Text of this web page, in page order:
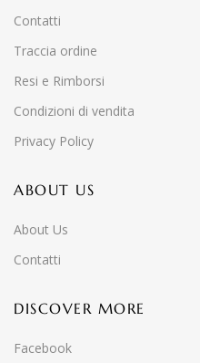
Contatti
Traccia ordine
Resi e Rimborsi
Condizioni di vendita
Privacy Policy
ABOUT US
About Us
Contatti
DISCOVER MORE
Facebook